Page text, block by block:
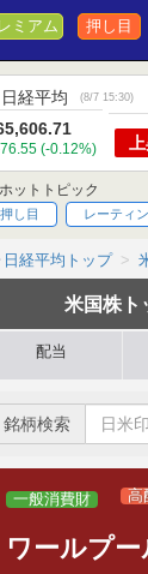
ミアム 押し目
日経平均 (8/7 15:30)
(-0.12%)
ホットトピック
押し目 レーティ
日経平均トップ
米国株
配当
銘柄検索
一般消費財 高
ワールプ